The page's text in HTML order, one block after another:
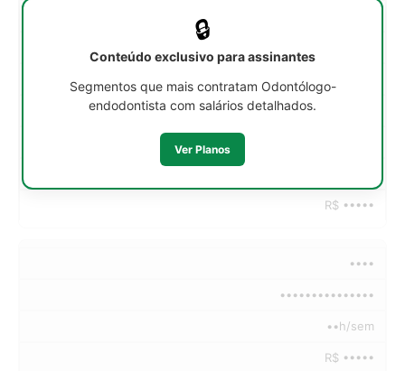
R$ •••••
••••
•••••••••••••••
••h/sem
R$ •••••
🔒
Conteúdo exclusivo para assinantes
Segmentos que mais contratam Odontólogo-
endodontista com salários detalhados.
Ver Planos